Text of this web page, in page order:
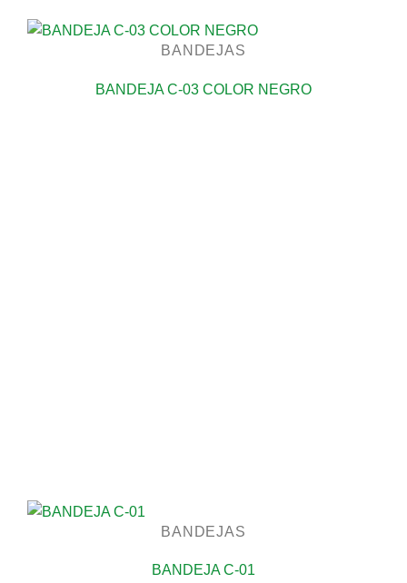
BANDEJAS
BANDEJA C-03 COLOR NEGRO
BANDEJAS
BANDEJA C-01